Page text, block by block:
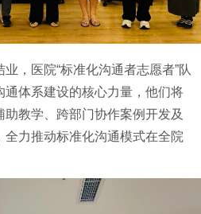
业，医院“标准化沟通者志愿者”队
体系建设的核心力量，他们将
教学、跨部门协作案例开发及
全力推动标准化沟通模式在全院